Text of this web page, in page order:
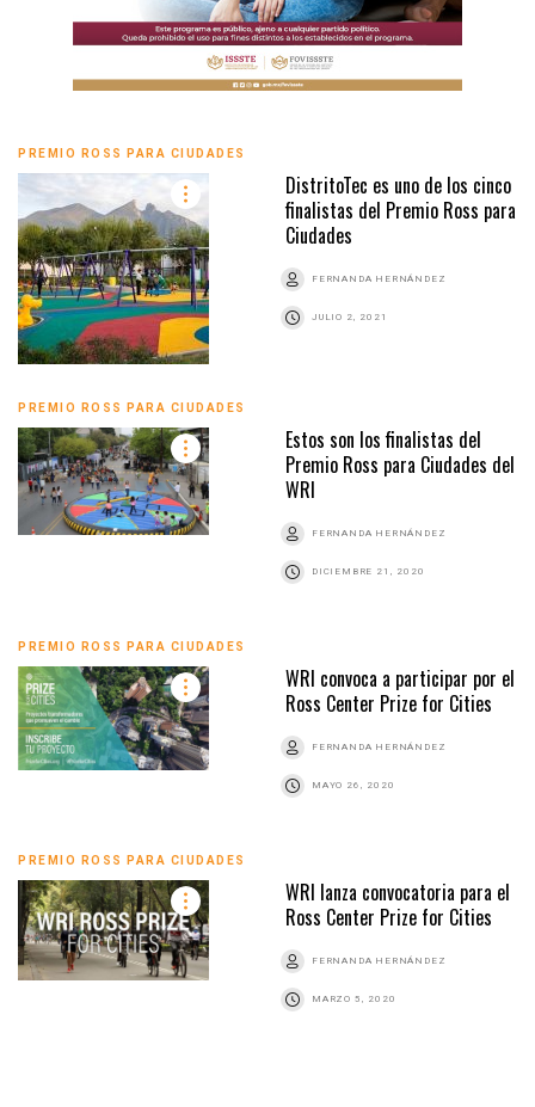
PREMIO ROSS PARA CIUDADES
DistritoTec es uno de los cinco
finalistas del Premio Ross para
Ciudades
FERNANDA HERNÁNDEZ
JULIO 2, 2021
PREMIO ROSS PARA CIUDADES
Estos son los finalistas del
Premio Ross para Ciudades del
WRI
FERNANDA HERNÁNDEZ
DICIEMBRE 21, 2020
PREMIO ROSS PARA CIUDADES
WRI convoca a participar por el
Ross Center Prize for Cities
FERNANDA HERNÁNDEZ
MAYO 26, 2020
PREMIO ROSS PARA CIUDADES
WRI lanza convocatoria para el
Ross Center Prize for Cities
FERNANDA HERNÁNDEZ
MARZO 5, 2020